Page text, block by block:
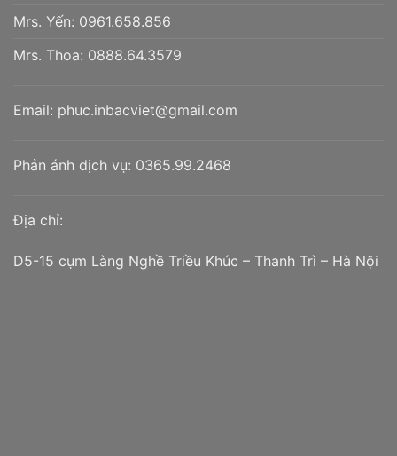
Mrs. Yến: 0961.658.856
Mrs. Thoa: 0888.64.3579
Email: phuc.inbacviet@gmail.com
Phản ánh dịch vụ: 0365.99.2468
Địa chỉ:
D5-15 cụm Làng Nghề Triều Khúc – Thanh Trì – Hà Nội